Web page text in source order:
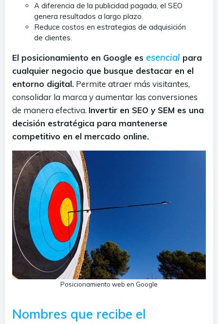
A diferencia de la publicidad pagada, el SEO
genera resultados a largo plazo.
Reduce costos en estrategias de adquisición
de clientes.
El posicionamiento en Google es esencial para
cualquier negocio que busque destacar en el
entorno digital. Permite atraer más visitantes,
consolidar la marca y aumentar las conversiones
de manera efectiva. Invertir en SEO y SEM es una
decisión estratégica para mantenerse
competitivo en el mercado online.
Posicionamiento web en Google
Nombres que recibe el